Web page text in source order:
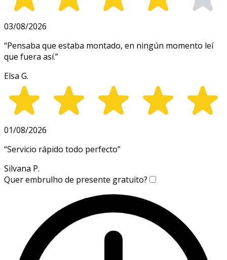
03/08/2026
“Pensaba que estaba montado, en ningún momento leí
que fuera así.”
Elsa G.
01/08/2026
“Servicio rápido todo perfecto”
Silvana P.
Quer embrulho de presente gratuito?